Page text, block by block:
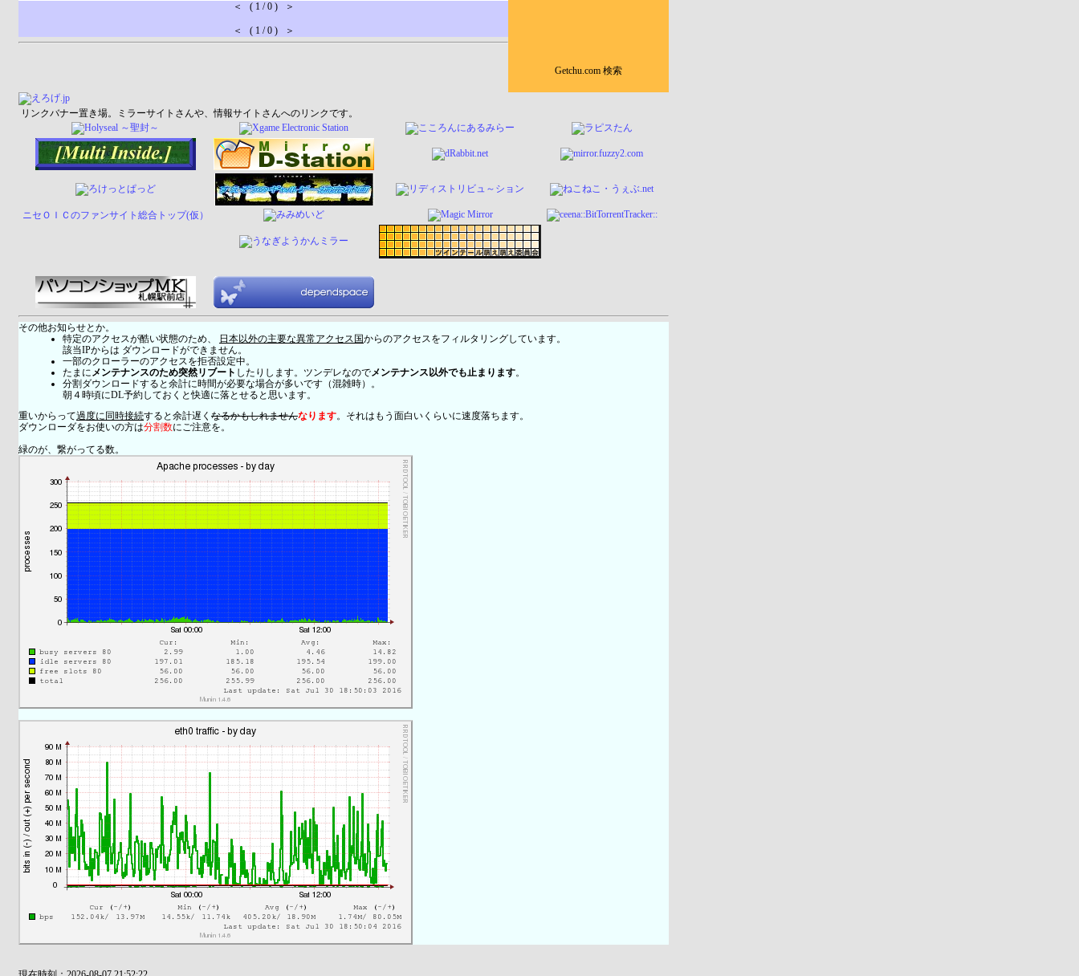
Getchu.com 検索
＜ ( 1 / 0 ) ＞
＜ ( 1 / 0 ) ＞
リンクバナー置き場。ミラーサイトさんや、情報サイトさんへのリンクです。
ニセＯＩＣのファンサイト総合トップ(仮）
その他お知らせとか。
特定のアクセスが酷い状態のため、
日本以外の主要な異常アクセス国からのアクセスをフィルタリングしています。
該当IPからは ダウンロードができません。
一部のクローラーのアクセスを拒否設定中。
たまにメンテナンスのため突然リブート したりします。ツンデレなのでメンテナンス以外でも止まります。
分割ダウンロードすると余計に時間が必要な場合が多いです（混雑時）。
朝４時頃にDL予約しておくと快適に落とせると思います。
重いからって過度に同時接続すると余計遅く なるかもしれませんなります。それはもう面白いくらいに速度落ちます。
ダウンローダをお使いの方は分割数にご注意を。
緑のが、繋がってる数。